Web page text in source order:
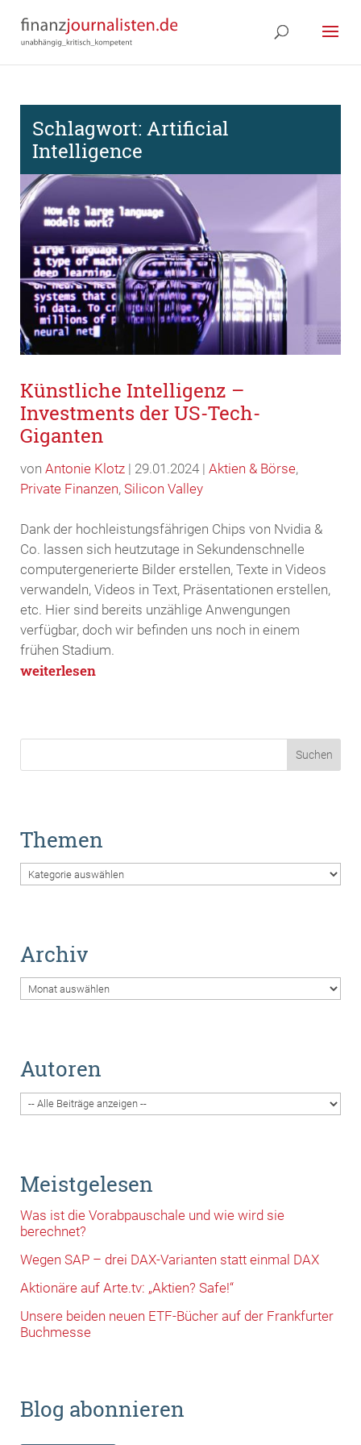
Schlagwort: Artificial
Intelligence
Künstliche Intelligenz –
Investments der US-Tech-
Giganten
von Antonie Klotz| 29.01.2024| Aktien & Börse,
Private Finanzen, Silicon Valley
Dank der hochleistungsfährigen Chips von Nvidia &
Co. lassen sich heutzutage in Sekundenschnelle
computergenerierte Bilder erstellen, Texte in Videos
verwandeln, Videos in Text, Präsentationen erstellen,
etc. Hier sind bereits unzählige Anwengungen
verfügbar, doch wir befinden uns noch in einem
frühen Stadium.
weiterlesen
Themen
Themen
Archiv
Archiv
Autoren
Meistgelesen
Was ist die Vorabpauschale und wie wird sie
berechnet?
Wegen SAP – drei DAX-Varianten statt einmal DAX
Aktionäre auf Arte.tv: „Aktien? Safe!“
Unsere beiden neuen ETF-Bücher auf der Frankfurter
Buchmesse
Blog abonnieren